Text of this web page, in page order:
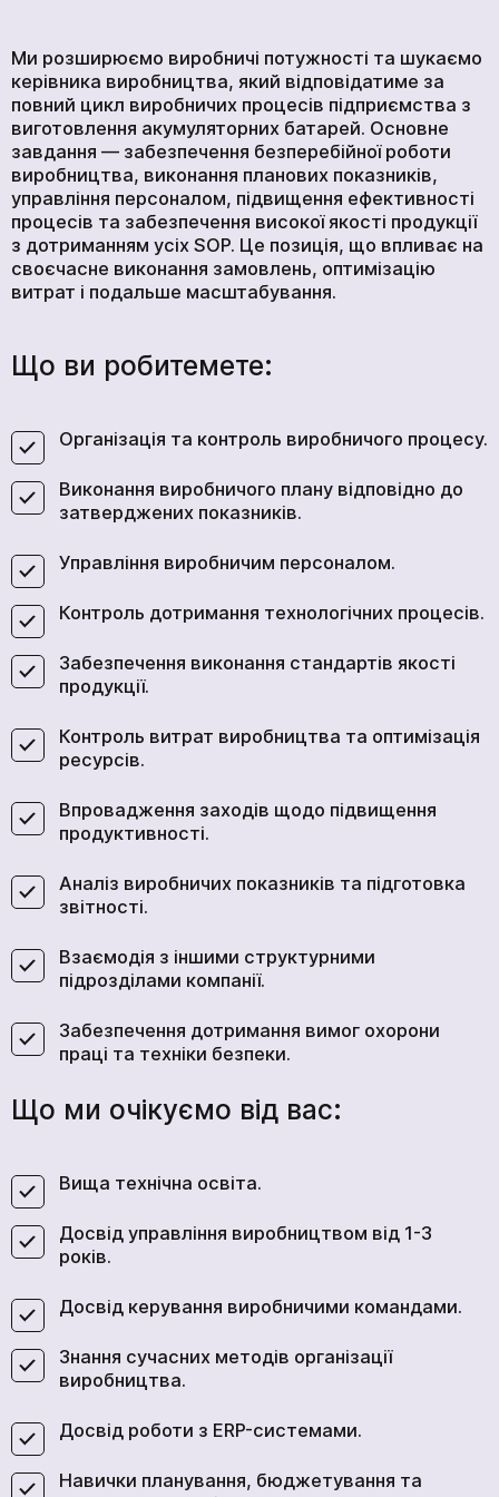
Ми розширюємо виробничі потужності та шукаємо
керівника виробництва, який відповідатиме за
повний цикл виробничих процесів підприємства з
виготовлення акумуляторних батарей. Основне
завдання — забезпечення безперебійної роботи
виробництва, виконання планових показників,
управління персоналом, підвищення ефективності
процесів та забезпечення високої якості продукції
з дотриманням усіх SOP. Це позиція, що впливає на
своєчасне виконання замовлень, оптимізацію
витрат і подальше масштабування.
Що ви робитемете:
Організація та контроль виробничого процесу.
Виконання виробничого плану відповідно до
затверджених показників.
Управління виробничим персоналом.
Контроль дотримання технологічних процесів.
Забезпечення виконання стандартів якості
продукції.
Контроль витрат виробництва та оптимізація
ресурсів.
Впровадження заходів щодо підвищення
продуктивності.
Аналіз виробничих показників та підготовка
звітності.
Взаємодія з іншими структурними
підрозділами компанії.
Забезпечення дотримання вимог охорони
праці та техніки безпеки.
Що ми очікуємо від вас:
Вища технічна освіта.
Досвід управління виробництвом від 1-3
років.
Досвід керування виробничими командами.
Знання сучасних методів організації
виробництва.
Досвід роботи з ERP-системами.
Навички планування, бюджетування та